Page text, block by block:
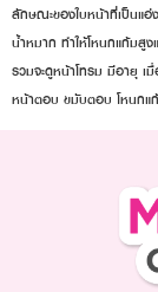
ลักษณะของใบหน้าที่เป็นแ
น้ำหมาก ทำให้โหนกแก้มสู
รวมจะดูหน้าโทรม มีอายุ เ
หน้าตอบ ขมับตอบ โหนก